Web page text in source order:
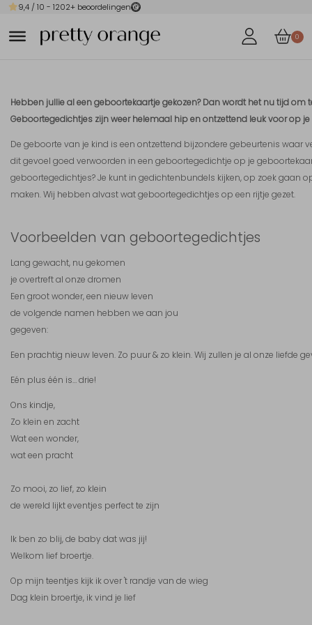
9,4 / 10 - 1202+ beoordelingen
0
Hebben jullie al een geboortekaartje gekozen? Dan wordt het nu tijd om
Geboortegedichtjes zijn weer helemaal hip en ontzettend leuk voor op je
De geboorte van je kind is een ontzettend bijzondere gebeurtenis waar
dit gevoel goed verwoorden in een geboortegedichtje op je
geboortegedichtjes? Je kunt in gedichtenbundels kijken, op zoek gaan
maken. Wij hebben alvast wat geboortegedichtjes op een rijtje gezet.
Voorbeelden van geboortegedichtjes
Lang gewacht, nu gekomen
je overtreft al onze dromen
Een groot wonder, een nieuw leven
de volgende namen hebben we aan jou
gegeven:
Een prachtig nieuw leven. Zo puur & zo klein. Wij zullen je al onze liefde
Eén plus één is… drie!
Ons kindje,
Zo klein en zacht
Wat een wonder,
wat een pracht
Zo mooi, zo lief, zo klein
de wereld lijkt eventjes perfect te zijn
Ik ben zo blij, de baby dat was jij!
Welkom lief broertje.
Op mijn teentjes kijk ik over 't randje van de wieg
Dag klein broertje, ik vind je lief